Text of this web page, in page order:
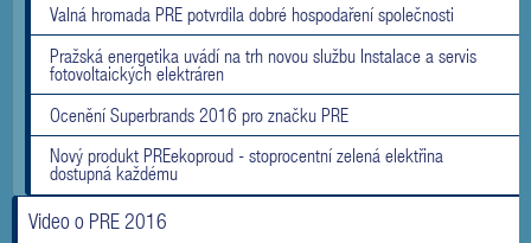
Valná hromada PRE potvrdila dobré hospodaření společnosti
Pražská energetika uvádí na trh novou službu Instalace a servis
fotovoltaických elektráren
Ocenění Superbrands 2016 pro značku PRE
Nový produkt PREekoproud - stoprocentní zelená elektřina
dostupná každému
Video o PRE 2016